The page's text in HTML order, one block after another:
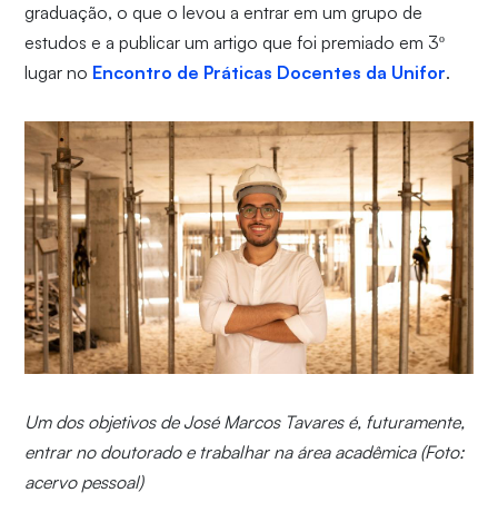
graduação, o que o levou a entrar em um grupo de
estudos e a publicar um artigo que foi premiado em 3º
lugar no Encontro de Práticas Docentes da Unifor.
Um dos objetivos de José Marcos Tavares é, futuramente,
entrar no doutorado e trabalhar na área acadêmica (Foto:
acervo pessoal)